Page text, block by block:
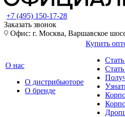
+7 (495) 150-17-28
Заказать звонок
Офис: г. Москва, Варшавское
О нас
О дистрибьюторе
О бренде
Купить